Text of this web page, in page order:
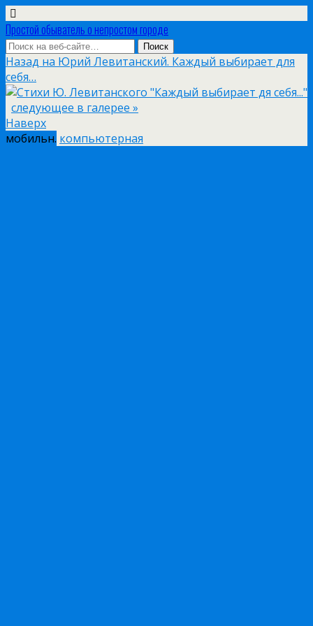
Простой обыватель о непростом городе
Назад на Юрий Левитанский. Каждый выбирает для
себя…
следующее в галерее »
Наверх
мобильн. компьютерная